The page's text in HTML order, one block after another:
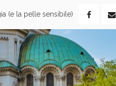
migliore?
sconto Columbus supera il 21%
viaggio: i prodotti che hanno